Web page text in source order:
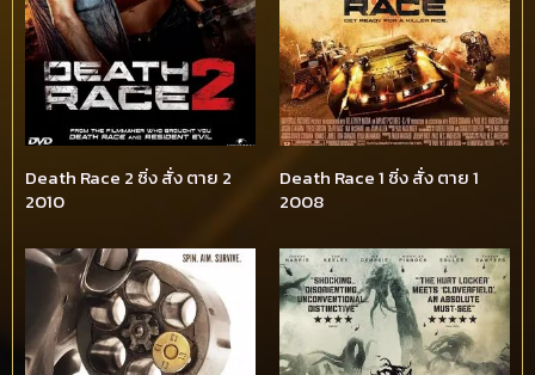
Death Race 2 ซิ่ง สั่ง ตาย 2
2010
Death Race 1 ซิ่ง สั่ง ตาย 1
2008